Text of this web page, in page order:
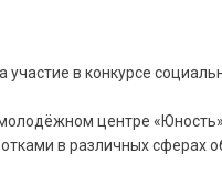
в конкурсе
центре «Юность»
в различных сферах